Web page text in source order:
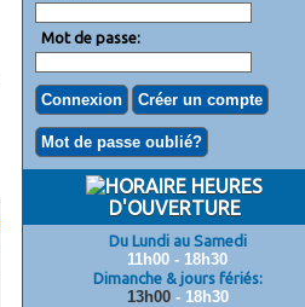
Mot de passe:
HEURES
D'OUVERTURE
Du Lundi au Samedi
11h00 - 18h30
Dimanche & jours fériés:
13h00- 18h30